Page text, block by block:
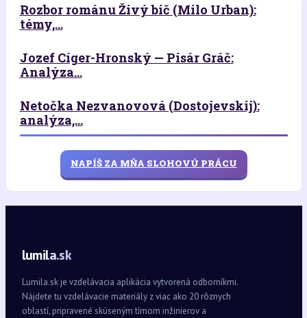
Rozbor románu Živý bič (Milo Urban):
témy,...
Jozef Cíger-Hronský — Pisár Gráč:
Analýza...
Netočka Nezvanovová (Dostojevskij):
analýza,...
NAPÍŠ ZA MŇA SLOHOVÚ PRÁCU
lumila.sk
Lumila.sk je vzdelávacia aplikácia vytvorená odborníkmi.
Nájdete tu vzdelávacie materiály z viac ako 20 rôznych
oblastí, pripravené skúseným tímom inžinierov a